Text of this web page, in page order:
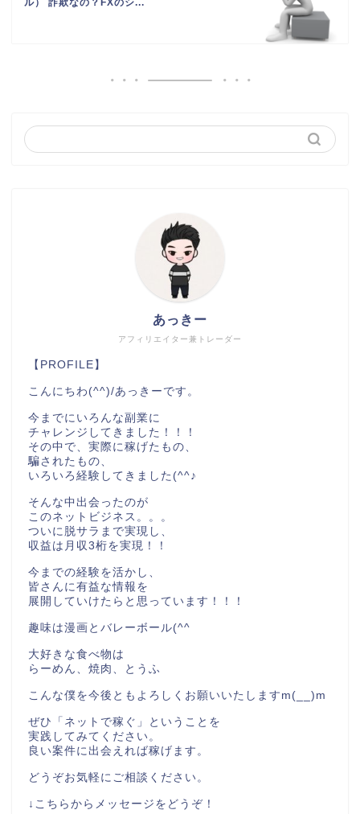
ル） 詐欺なの？FXのシ...
アフィリエイター兼トレーダー
あっきー
【PROFILE】
こんにちわ(^^)/あっきーです。
今までにいろんな副業に
チャレンジしてきました！！！
その中で、実際に稼げたもの、
騙されたもの、
いろいろ経験してきました(^^♪
そんな中出会ったのが
このネットビジネス。。。
ついに脱サラまで実現し、
収益は月収3桁を実現！！
今までの経験を活かし、
皆さんに有益な情報を
展開していけたらと思っています！！！
趣味は漫画とバレーボール(^^
大好きな食べ物は
らーめん、焼肉、とうふ
こんな僕を今後ともよろしくお願いいたしますm(__)m
ぜひ「ネットで稼ぐ」ということを
実践してみてください。
良い案件に出会えれば稼げます。
どうぞお気軽にご相談ください。
↓こちらからメッセージをどうぞ！